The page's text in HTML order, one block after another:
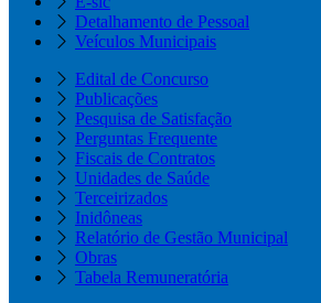
Detalhamento de Pessoal
Veículos Municipais
Edital de Concurso
Publicações
Pesquisa de Satisfação
Perguntas Frequente
Fiscais de Contratos
Unidades de Saúde
Terceirizados
Inidôneas
Relatório de Gestão Municipal
Obras
Tabela Remuneratória